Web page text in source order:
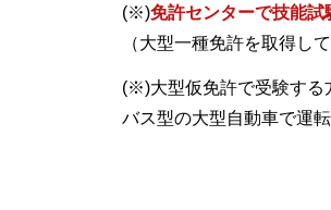
(※)免許センターで技能試
（大型一種免許を取得し
(※)大型仮免許で受験する
バス型の大型自動車で運